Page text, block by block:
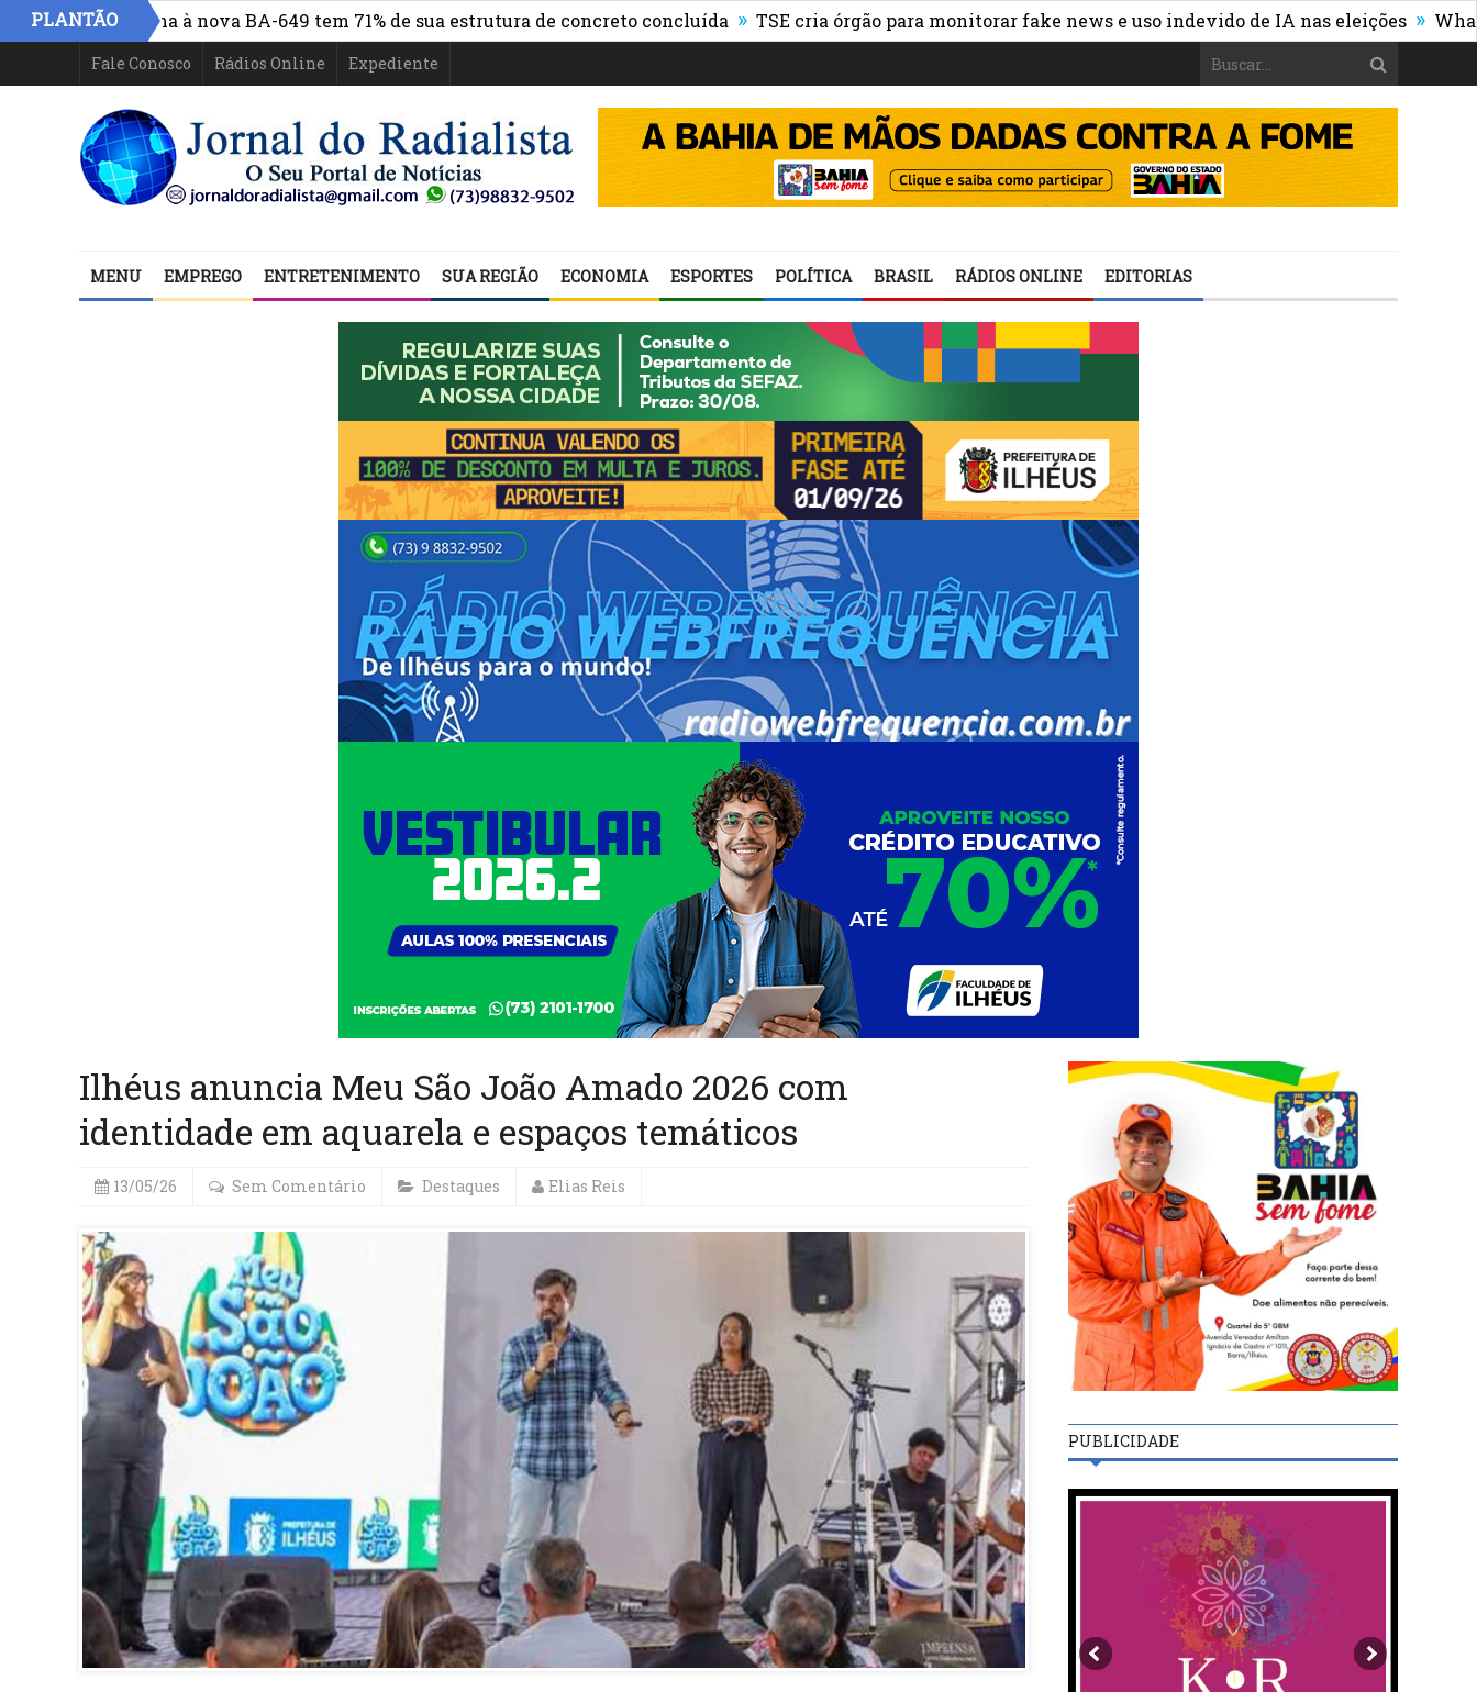
PLANTÃO
de Itabuna à nova BA-649 tem 71% de sua estrutura de concreto concluída » TSE cria órgão para monitorar fake news e uso indevido de IA nas eleições » WhatsApp
Fale Conosco Rádios Online Expediente
MENU EMPREGO ENTRETENIMENTO SUA REGIÃO ECONOMIA ESPORTES POLÍTICA BRASIL RÁDIOS ONLINE EDITORIAS
Ilhéus anuncia Meu São João Amado 2026 com
identidade em aquarela e espaços temáticos
13/05/26 Sem Comentário Destaques Elias Reis
PUBLICIDADE